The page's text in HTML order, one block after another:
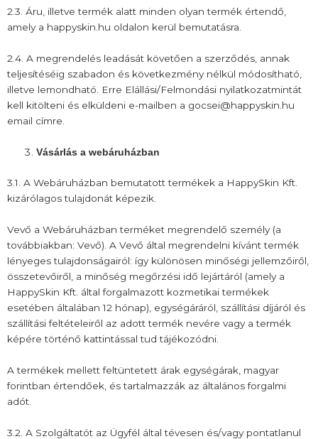
2.3. Áru, illetve termék alatt minden olyan termék értendő,
amely a happyskin.hu oldalon kerül bemutatásra.
2.4. A megrendelés leadását követően a szerződés, annak
teljesítéséig szabadon és következmény nélkül módosítható,
illetve lemondható. Erre Elállási/Felmondási nyilatkozatmintát
kell kitölteni és elküldeni e-mailben a gocsei@happyskin.hu
email címre.
Vásárlás a webáruházban
3.1. A Webáruházban bemutatott termékek a HappySkin Kft.
kizárólagos tulajdonát képezik.
Vevő a Webáruházban terméket megrendelő személy (a
továbbiakban: Vevő). A Vevő által megrendelni kívánt termék
lényeges tulajdonságairól: így különösen minőségi jellemzőiről,
összetevőiről, a minőség megőrzési idő lejártáról (amely a
HappySkin Kft. által forgalmazott kozmetikai termékek
esetében általában 12 hónap), egységáráról, szállítási díjáról és
szállítási feltételeiről az adott termék nevére vagy a termék
képére történő kattintással tud tájékozódni.
A termékek mellett feltüntetett árak egységárak, magyar
forintban értendőek, és tartalmazzák az általános forgalmi
adót.
3.2. A Szolgáltatót az Ügyfél által tévesen és/vagy pontatlanul